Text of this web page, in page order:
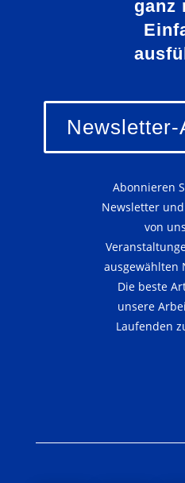
ganz
Newsletter-
Abonnieren
Newsletter
von
ausgewählten
Die beste
unsere
Laufenden